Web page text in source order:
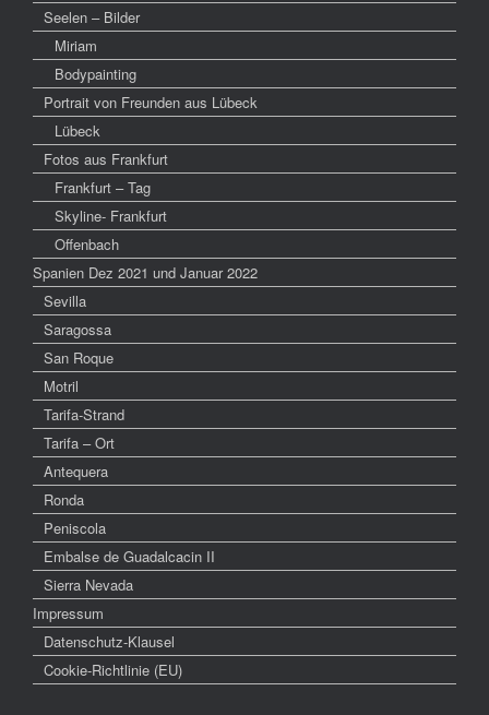
Seelen – Bilder
Miriam
Bodypainting
Portrait von Freunden aus Lübeck
Lübeck
Fotos aus Frankfurt
Frankfurt – Tag
Skyline- Frankfurt
Offenbach
Spanien Dez 2021 und Januar 2022
Sevilla
Saragossa
San Roque
Motril
Tarifa-Strand
Tarifa – Ort
Antequera
Ronda
Peniscola
Embalse de Guadalcacin II
Sierra Nevada
Impressum
Datenschutz-Klausel
Cookie-Richtlinie (EU)